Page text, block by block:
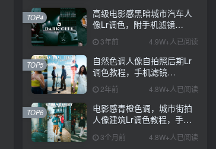
高级电影感黑暗城市汽车人
像Lr调色，附手机滤镜
PS+Lightroom预设下载！
3年前 4.9W+人已阅读
TOP4
自然色调人像自拍照后期Lr
调色教程，手机滤镜
PS+Lightroom预设下载！
2年前 4.8W+人已阅读
TOP5
电影感青橙色调，城市街拍
人像建筑Lr调色教程，手机
滤镜PS+Lightroom预设下
载！3个月前 4.8W+人已阅读
TOP6